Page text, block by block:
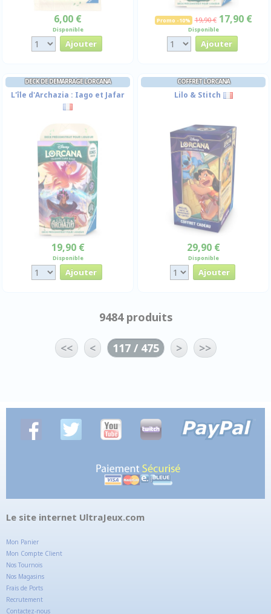
6,00 €
Disponible
Promo -10% 19,90 € 17,90 €
Disponible
DECK DE DEMARRAGE LORCANA
L'île d'Archazia : Iago et Jafar
19,90 €
Disponible
COFFRET LORCANA
Lilo & Stitch
29,90 €
Disponible
9484 produits
<< < 117 / 475 > >>
Le site internet UltraJeux.com
Mon Panier
Mon Compte Client
Nos Tournois
Nos Magasins
Frais de Ports
Recrutement
Contactez-nous